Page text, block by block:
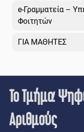
e-Γραμματεία –
Φοιτητών
ΓΙΑ ΜΑΘΗΤΕΣ
Το Τμήμα
Αριθμούς